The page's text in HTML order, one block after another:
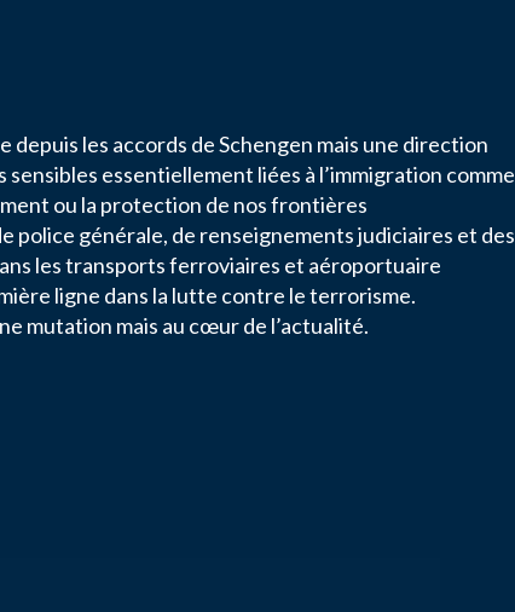
les accords de Schengen mais une direction
essentiellement liées à l’immigration comme
ou la protection de nos frontières
police générale, de renseignements judiciaires et des
les transports ferroviaires et aéroportuaire
ligne dans la lutte contre le terrorisme.
mutation mais au cœur de l’actualité.